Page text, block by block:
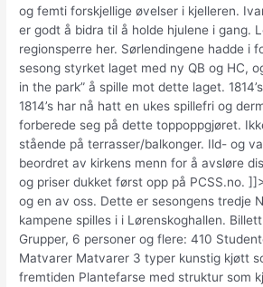
og femti forskjellige øvelser i kjelleren.
er godt å bidra til å holde hjulene i gang.
regionsperre her. Sørlendingene hadde i
sesong styrket laget med ny QB og HC,
in the park” å spille mot dette laget.
1814’s har nå hatt en ukes spillefri og
forberede seg på dette toppoppgjøret.
stående på terrasser/balkonger. Ild- og
beordret av kirkens menn for å avsløre
og priser dukket først opp på PCSS.no.
og en av oss. Dette er sesongens tredje
kampene spilles i i Lørenskoghallen.
Grupper, 6 personer og flere: 410
Matvarer Matvarer 3 typer kunstig kjøtt
fremtiden Plantefarse med struktur som